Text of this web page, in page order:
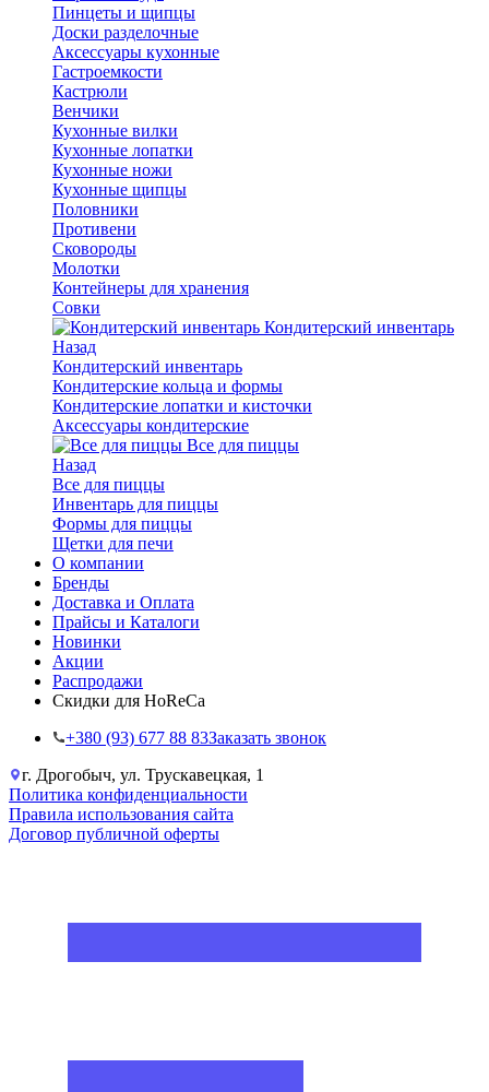
Пинцеты и щипцы
Доски разделочные
Аксессуары кухонные
Гастроемкости
Кастрюли
Венчики
Кухонные вилки
Кухонные лопатки
Кухонные ножи
Кухонные щипцы
Половники
Противени
Сковороды
Молотки
Контейнеры для хранения
Совки
Кондитерский инвентарь
Назад
Кондитерский инвентарь
Кондитерские кольца и формы
Кондитерские лопатки и кисточки
Аксессуары кондитерские
Все для пиццы
Назад
Все для пиццы
Инвентарь для пиццы
Формы для пиццы
Щетки для печи
О компании
Бренды
Доставка и Оплата
Прайсы и Каталоги
Новинки
Акции
Распродажи
Скидки для HoReCa
+38‎0 (93) 677 88 83Заказать звонок
г. Дрогобыч, ул. Трускавецкая, 1
Политика конфиденциальности
Правила использования сайта
Договор публичной оферты